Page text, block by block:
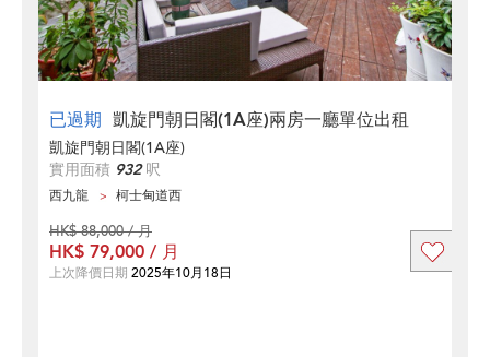
已過期 凱旋門朝日閣(1A座)兩房一廳單位出租
凱旋門朝日閣(1A座)
實用面積 932呎
西九龍 柯士甸道西
HK$ 88,000 / 月
HK$ 79,000 / 月
上次降價日期 2025年10月18日